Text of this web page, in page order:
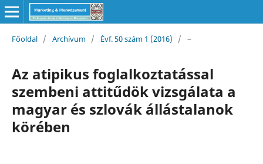
Főoldal / Archívum / Évf. 50 szám 1 (2016) / –
Az atipikus foglalkoztatással
szembeni attitűdök vizsgálata a
magyar és szlovák állástalanok
körében